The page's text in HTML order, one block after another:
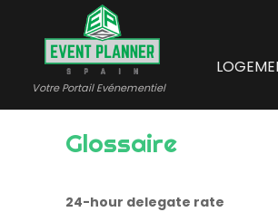
contenu
principal
Votre Portail Evénementiel
Glossaire
24-hour delegate rate